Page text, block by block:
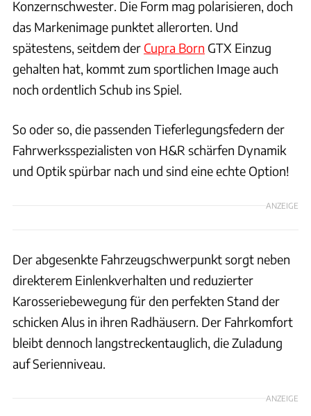
Konzernschwester. Die Form mag polarisieren, doch
das Markenimage punktet allerorten. Und
spätestens, seitdem der Cupra Born GTX Einzug
gehalten hat, kommt zum sportlichen Image auch
noch ordentlich Schub ins Spiel.
So oder so, die passenden Tieferlegungsfedern der
Fahrwerksspezialisten von H&R schärfen Dynamik
und Optik spürbar nach und sind eine echte Option!
ANZEIGE
Der abgesenkte Fahrzeugschwerpunkt sorgt neben
direkterem Einlenkverhalten und reduzierter
Karosseriebewegung für den perfekten Stand der
schicken Alus in ihren Radhäusern. Der Fahrkomfort
bleibt dennoch langstreckentauglich, die Zuladung
auf Serienniveau.
ANZEIGE